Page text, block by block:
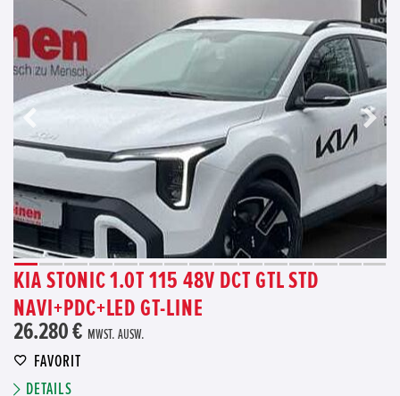
KIA STONIC 1.0T 115 48V DCT GTL STD
NAVI+PDC+LED GT-LINE
26.280 € MWST. AUSW.
FAVORIT
DETAILS